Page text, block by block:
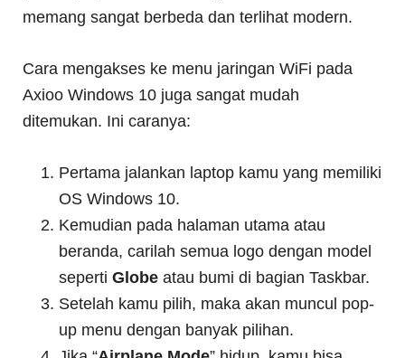
memang sangat berbeda dan terlihat modern.
Cara mengakses ke menu jaringan WiFi pada
Axioo Windows 10 juga sangat mudah
ditemukan. Ini caranya:
Pertama jalankan laptop kamu yang memiliki
OS Windows 10.
Kemudian pada halaman utama atau
beranda, carilah semua logo dengan model
sepertiGlobeatau bumi di bagian Taskbar.
Setelah kamu pilih, maka akan muncul pop-
up menu dengan banyak pilihan.